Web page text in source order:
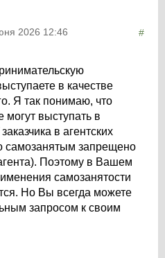
2026 12:46 #
в качестве
Я так понимаю, что
могут выступать в
в агентских
самозанятым запрещено
Поэтому в Вашем
самозанятости
Но Вы всегда можете
запросом к своим